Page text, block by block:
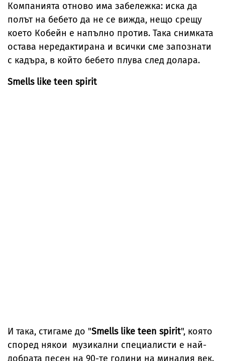
Компанията отново има забележка: иска да
полът на бебето да не се вижда, нещо срещу
което Кобейн е напълно против. Така снимката
остава нередактирана и всички сме запознати
с кадъра, в който бебето плува след долара.
Smells like teen spirit
И така, стигаме до "Smells like teen spirit", която
според някои музикални специалисти е най-
добрата песен на 90-те години на миналия век.